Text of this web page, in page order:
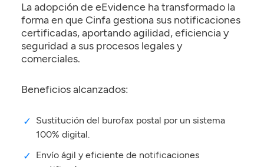
La adopción de eEvidence ha transformado la
forma en que Cinfa gestiona sus notificaciones
certificadas, aportando agilidad, eficiencia y
seguridad a sus procesos legales y
comerciales.
Beneficios alcanzados:
Sustitución del burofax postal por un sistema
100% digital.
Envío ágil y eficiente de notificaciones